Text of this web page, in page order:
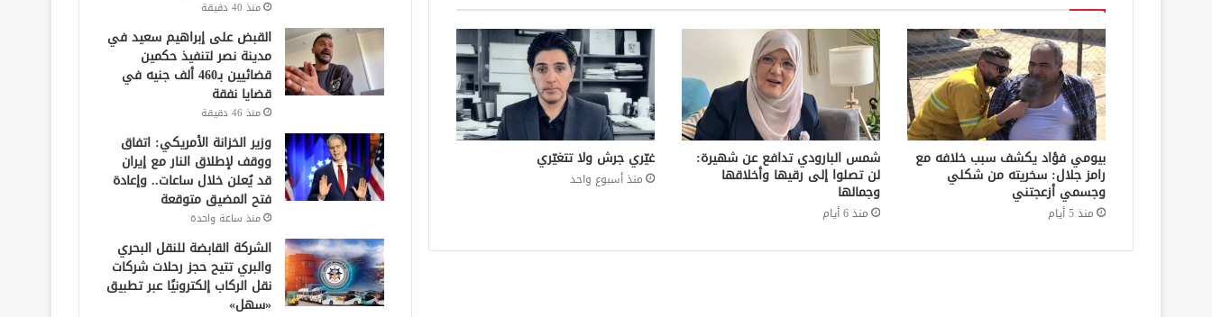
بيومي فؤاد يكشف سبب خلافه مع
رامز جلال: سخريته من شكلي
وجسمي أزعجتني
منذ 5 أيام
شمس البارودي تدافع عن شهيرة:
لن تصلوا إلى رقيها وأخلاقها
وجمالها
منذ 6 أيام
غيّري جرش ولا تتغيّري
منذ أسبوع واحد
منذ 40 دقيقة
القبض على إبراهيم سعيد في
مدينة نصر لتنفيذ حكمين
قضائيين بـ460 ألف جنيه في
قضايا نفقة
منذ 46 دقيقة
وزير الخزانة الأمريكي: اتفاق
ووقف لإطلاق النار مع إيران
قد يُعلن خلال ساعات.. وإعادة
فتح المضيق متوقعة
منذ ساعة واحدة
الشركة القابضة للنقل البحري
والبري تتيح حجز رحلات شركات
نقل الركاب إلكترونيًا عبر تطبيق
«سهل»